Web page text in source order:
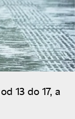
13 do 17, a